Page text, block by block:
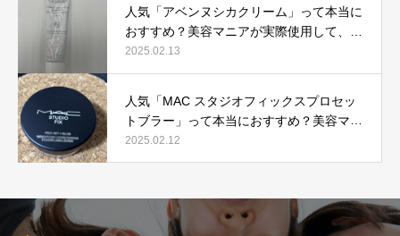
人気「アベンヌシカクリーム」って本当に
おすすめ？美容マニアが実際使用して、口
コミを検証！
2025.02.13
人気「MAC スタジオフィックスプロセッ
トブラー」って本当におすすめ？美容マニ
アが実際使用して口コミを検証！
2025.02.12